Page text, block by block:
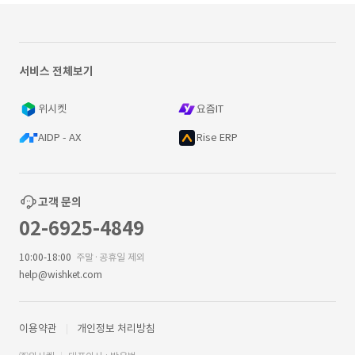
서비스 전체보기
위시켓 요즘IT
AIDP - AX Rise ERP
고객 문의
02-6925-4849
10:00-18:00 주말·공휴일 제외
help@wishket.com
이용약관 개인정보 처리방침